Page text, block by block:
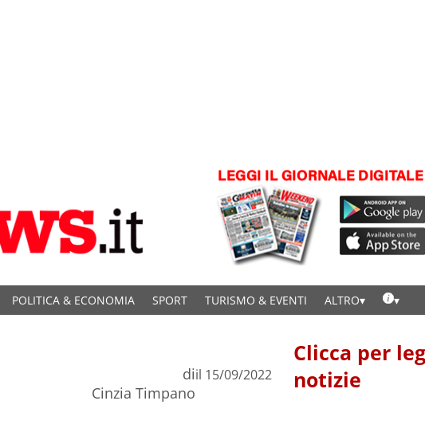
POLITICA & ECONOMIA SPORT TURISMO & EVENTI ALTRO
di
Cinzia Timpano
il 15/09/2022
Clicca per
notizie